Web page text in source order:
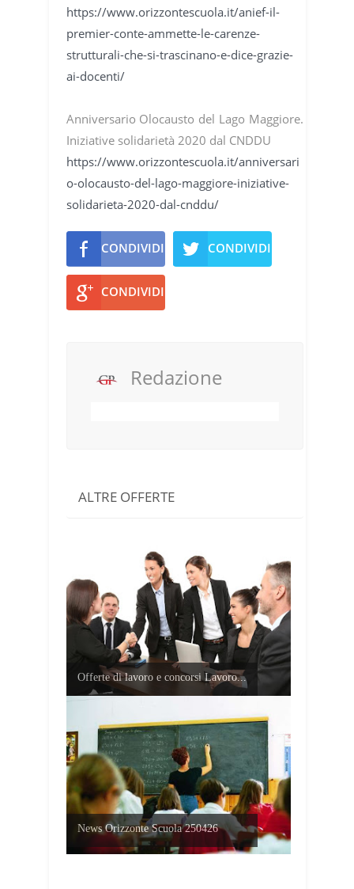
https://www.orizzontescuola.it/anief-il-
premier-conte-ammette-le-carenze-
strutturali-che-si-trascinano-e-dice-grazie-
ai-docenti/
Anniversario Olocausto del Lago Maggiore.
Iniziative solidarietà 2020 dal CNDDU
https://www.orizzontescuola.it/anniversari
o-olocausto-del-lago-maggiore-iniziative-
solidarieta-2020-dal-cnddu/
CONDIVIDI CONDIVIDI
CONDIVIDI
Redazione
ALTRE OFFERTE
Offerte di lavoro e concorsi Lavoro...
News Orizzonte Scuola 250426